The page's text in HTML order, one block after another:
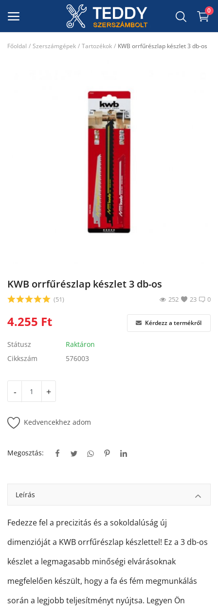
0
Szerszámgépek
Munkavédelmi felszerelés
Csiszolóanyagok, takaróanyagok,
Regisztráció
Főoldal Szerszámgépek Tartozékok KWB orrfűrészlap készlet 3 db-os
KWB orrfűrészlap készlet 3 db-os
0
(51) 23
252
4.255 Ft Kérdezz a termékről
Státusz
Raktáron
Cikkszám
576003
- +
Kedvencekhez adom
Megosztás:
Leírás
Fedezze fel a precizitás és a sokoldalúság új
dimenzióját a KWB orrfűrészlap készlettel! Ez a 3 db-os
készlet a legmagasabb minőségi elvárásoknak
megfelelően készült, hogy a fa és fém megmunkálás
során a legjobb teljesítményt nyújtsa. Legyen Ön